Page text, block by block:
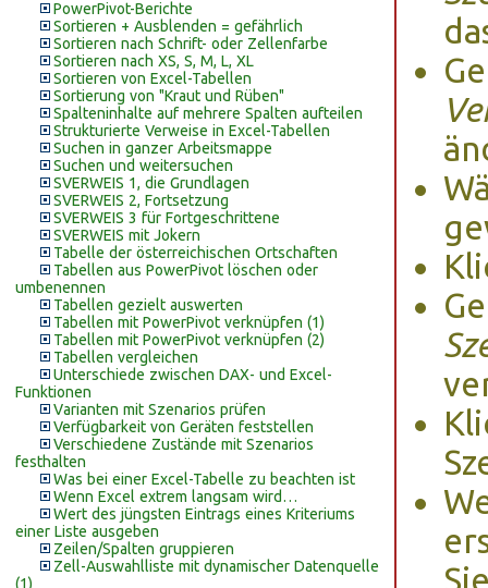
PowerPivot-Berichte
Sortieren + Ausblenden = gefährlich
Sortieren nach Schrift- oder Zellenfarbe
Sortieren nach XS, S, M, L, XL
Sortieren von Excel-Tabellen
Sortierung von "Kraut und Rüben"
Spalteninhalte auf mehrere Spalten aufteilen
Strukturierte Verweise in Excel-Tabellen
Suchen in ganzer Arbeitsmappe
Suchen und weitersuchen
SVERWEIS 1, die Grundlagen
SVERWEIS 2, Fortsetzung
SVERWEIS 3 für Fortgeschrittene
SVERWEIS mit Jokern
Tabelle der österreichischen Ortschaften
Tabellen aus PowerPivot löschen oder
umbenennen
Tabellen gezielt auswerten
Tabellen mit PowerPivot verknüpfen (1)
Tabellen mit PowerPivot verknüpfen (2)
Tabellen vergleichen
Unterschiede zwischen DAX- und Excel-
Funktionen
Varianten mit Szenarios prüfen
Verfügbarkeit von Geräten feststellen
Verschiedene Zustände mit Szenarios
festhalten
Was bei einer Excel-Tabelle zu beachten ist
Wenn Excel extrem langsam wird…
Wert des jüngsten Eintrags eines Kriteriums
einer Liste ausgeben
Zeilen/Spalten gruppieren
Zell-Auswahlliste mit dynamischer Datenquelle
(1)